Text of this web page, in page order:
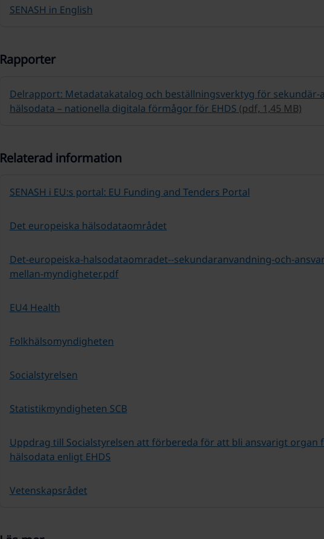
SENASH in English
Rapporter
Delrapport: Metadatakatalog och beställningsverktyg för sekundär-
hälsodata – nationella digitala förmågor för EHDS (pdf, 1,45 MB)
Relaterad information
SENASH i EU:s portal: EU Funding and Tenders Portal
Det europeiska hälsodataområdet
Det-europeiska-halsodataomradet--sekundaranvandning-och-
mellan-myndigheter.pdf
EU4 Health
Folkhälsomyndigheten
Socialstyrelsen
Statistikmyndigheten SCB
Uppdrag till Socialstyrelsen att förbereda för att bli ansvarigt organ
hälsodata enligt EHDS
Vetenskapsrådet